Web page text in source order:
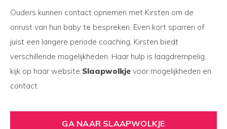
Ouders kunnen contact opnemen met Kirsten om de
onrust van hun baby te bespreken. Even kort sparren of
juist een langere periode coaching, Kirsten biedt
verschillende mogelijkheden. Haar hulp is laagdrempelig,
kijk op haar website Slaapwolkje voor mogelijkheden en
contact.
GA NAAR SLAAPWOLKJE